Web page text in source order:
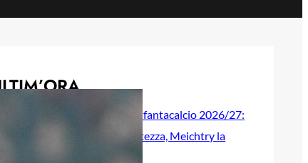
Genoa, guida al fantacalcio 2026/27:
Colombo la certezza, Meichtry la
sorpresa?